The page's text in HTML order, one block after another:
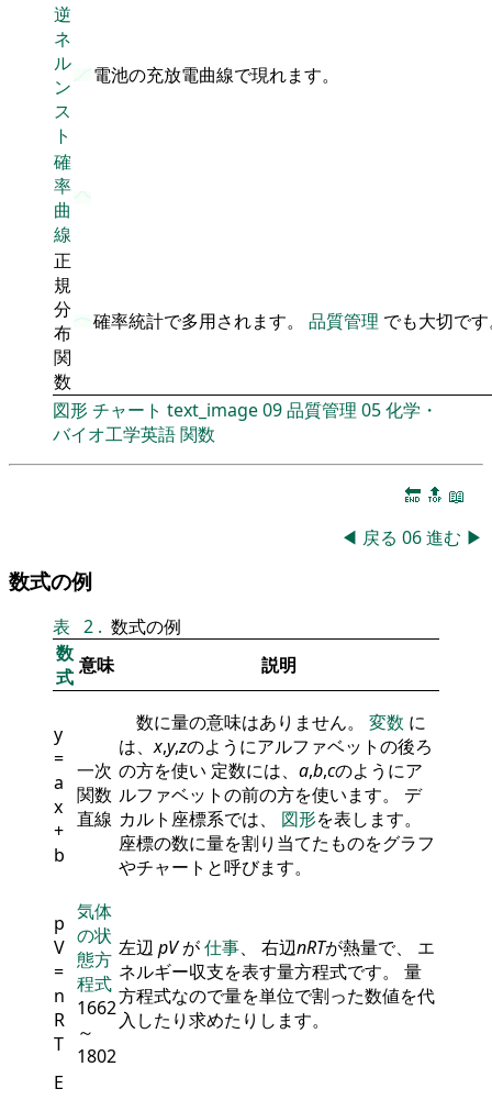
逆
ネ
ル
ン
ス
ト
電池の充放電曲線で現れます。
確
率
曲
線
正
規
分
布
関
数
確率統計で多用されます。 品質管理 でも大切で
図形チャート text_image09品質管理 05化学・
バイオ工学英語関数
🔚 🔝 📖
◀ 戻る 06進む ▶
数式の例
表 2 . 数式の例
数
式 意味 説明
y
=
a
x
+
b
一次
関数
直線
数に量の意味はありません。 変数 に
は、x,y,zのようにアルファベットの後ろ
の方を使い 定数には、 a,b,cのようにア
ルファベットの前の方を使います。 デ
カルト座標系では、 図形を表します。
座標の数に量を割り当てたものをグラフ
やチャートと呼びます。
p
V
=
n
R
T
気体
の状
態方
程式
1662
～
1802
左辺 pVが仕事、 右辺nRTが熱量で、 エ
ネルギー収支を表す量方程式です。 量
方程式なので量を単位で割った数値を代
入したり求めたりします。
E